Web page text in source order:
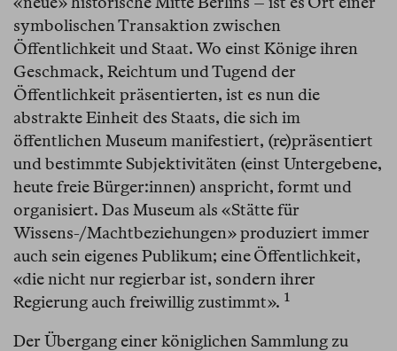
symbolischen Transaktion zwischen
Öffentlichkeit und Staat. Wo einst Könige ihren
Geschmack, Reichtum und Tugend der
Öffentlichkeit präsentierten, ist es nun die
abstrakte Einheit des Staats, die sich im
öffentlichen Museum manifestiert, (re)präsentiert
und bestimmte Subjektivitäten (einst Untergebene,
heute freie Bürger:innen) anspricht, formt und
organisiert. Das Museum als «Stätte für
Wissens-/Machtbeziehungen» produziert immer
auch sein eigenes Publikum; eine Öffentlichkeit,
«die nicht nur regierbar ist, sondern ihrer
Regierung auch freiwillig zustimmt».⁠ 1
Der Übergang einer königlichen Sammlung zu